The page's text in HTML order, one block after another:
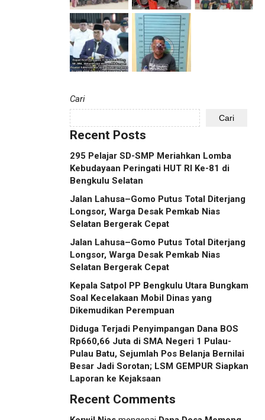
Cari
Cari
Recent Posts
295 Pelajar SD-SMP Meriahkan Lomba
Kebudayaan Peringati HUT RI Ke-81 di
Bengkulu Selatan
Jalan Lahusa–Gomo Putus Total Diterjang
Longsor, Warga Desak Pemkab Nias
Selatan Bergerak Cepat
Jalan Lahusa–Gomo Putus Total Diterjang
Longsor, Warga Desak Pemkab Nias
Selatan Bergerak Cepat
Kepala Satpol PP Bengkulu Utara Bungkam
Soal Kecelakaan Mobil Dinas yang
Dikemudikan Perempuan
Diduga Terjadi Penyimpangan Dana BOS
Rp660,66 Juta di SMA Negeri 1 Pulau-
Pulau Batu, Sejumlah Pos Belanja Bernilai
Besar Jadi Sorotan; LSM GEMPUR Siapkan
Laporan ke Kejaksaan
Recent Comments